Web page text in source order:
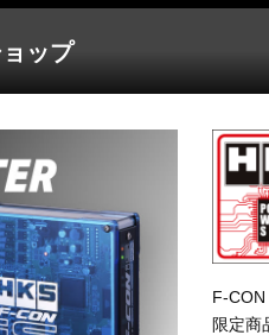
ップ
F-
限定商